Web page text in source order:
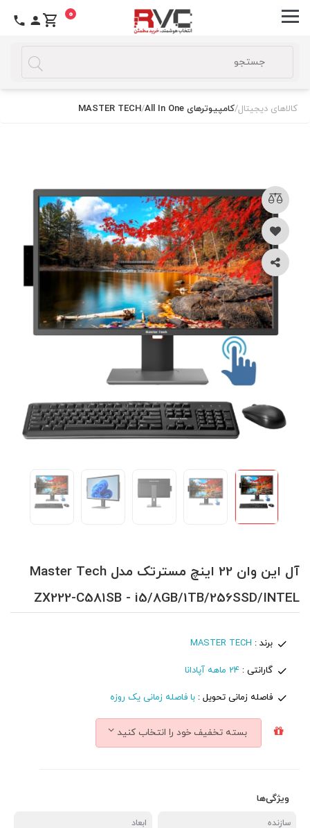
0
کالاهای دیجیتال/کامپیوترهای All In One /
MASTER TECH
آل این وان 22 اینچ مسترتک مدل Master Tech
ZX222-C581SB - i5/8GB/1TB/256SSD/INTEL
برند : MASTER TECH
گارانتی :24 ماهه آپادانا
فاصله زمانی تحویل : با فاصله زمانی یک روزه
بسته تخفیف خود را انتخاب کنید
ویژگی‌ها
سازنده ابعاد